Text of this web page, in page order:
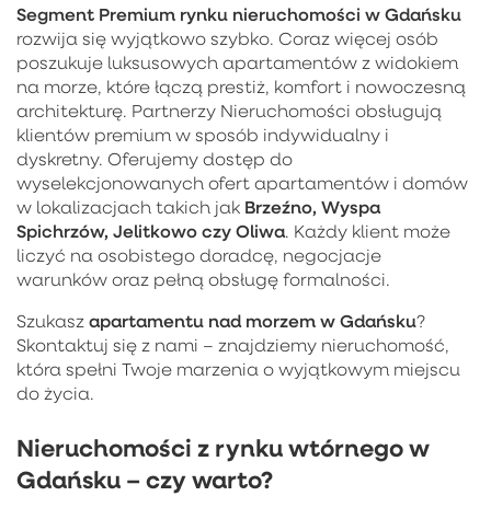
Segment Premium rynku nieruchomości w Gdańsku
rozwija się wyjątkowo szybko. Coraz więcej osób
poszukuje luksusowych apartamentów z widokiem
na morze, które łączą prestiż, komfort i nowoczesną
architekturę. Partnerzy Nieruchomości obsługują
klientów premium w sposób indywidualny i
dyskretny. Oferujemy dostęp do
wyselekcjonowanych ofert apartamentów i domów
w lokalizacjach takich jak Brzeźno, Wyspa
Spichrzów, Jelitkowo czy Oliwa. Każdy klient może
liczyć na osobistego doradcę, negocjacje
warunków oraz pełną obsługę formalności.
Szukasz apartamentu nad morzem w Gdańsku?
Skontaktuj się z nami – znajdziemy nieruchomość,
która spełni Twoje marzenia o wyjątkowym miejscu
do życia.
Nieruchomości z rynku wtórnego w
Gdańsku – czy warto?